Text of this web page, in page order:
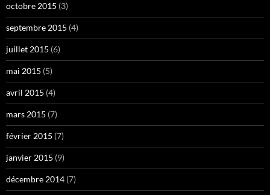
octobre 2015 (3)
septembre 2015 (4)
juillet 2015 (6)
mai 2015 (5)
avril 2015 (4)
mars 2015 (7)
février 2015 (7)
janvier 2015 (9)
décembre 2014 (7)